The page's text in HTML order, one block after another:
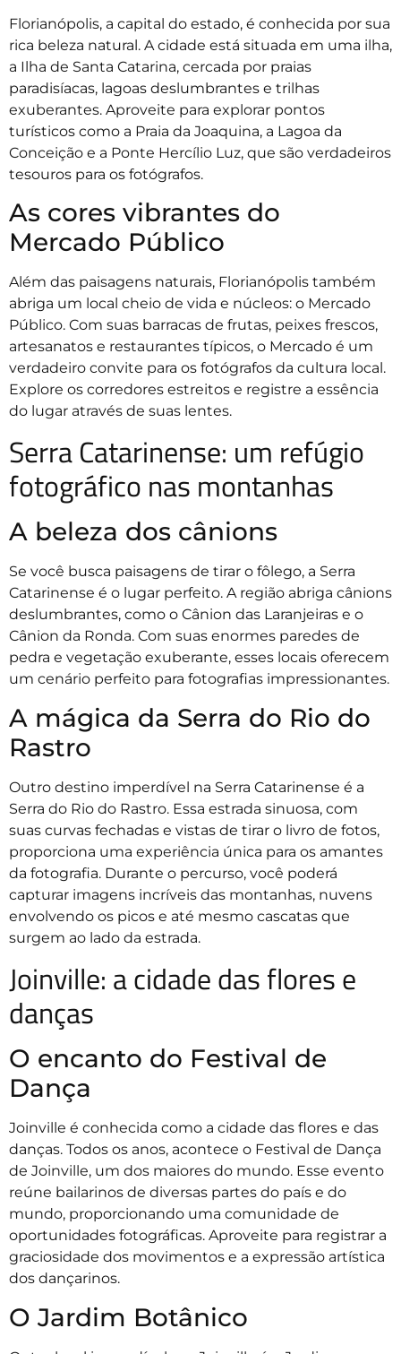
Florianópolis, a capital do estado, é conhecida por sua
rica beleza natural. A cidade está situada em uma ilha,
a Ilha de Santa Catarina, cercada por praias
paradisíacas, lagoas deslumbrantes e trilhas
exuberantes. Aproveite para explorar pontos
turísticos como a Praia da Joaquina, a Lagoa da
Conceição e a Ponte Hercílio Luz, que são verdadeiros
tesouros para os fotógrafos.
As cores vibrantes do
Mercado Público
Além das paisagens naturais, Florianópolis também
abriga um local cheio de vida e núcleos: o Mercado
Público. Com suas barracas de frutas, peixes frescos,
artesanatos e restaurantes típicos, o Mercado é um
verdadeiro convite para os fotógrafos da cultura local.
Explore os corredores estreitos e registre a essência
do lugar através de suas lentes.
Serra Catarinense: um refúgio
fotográfico nas montanhas
A beleza dos cânions
Se você busca paisagens de tirar o fôlego, a Serra
Catarinense é o lugar perfeito. A região abriga cânions
deslumbrantes, como o Cânion das Laranjeiras e o
Cânion da Ronda. Com suas enormes paredes de
pedra e vegetação exuberante, esses locais oferecem
um cenário perfeito para fotografias impressionantes.
A mágica da Serra do Rio do
Rastro
Outro destino imperdível na Serra Catarinense é a
Serra do Rio do Rastro. Essa estrada sinuosa, com
suas curvas fechadas e vistas de tirar o livro de fotos,
proporciona uma experiência única para os amantes
da fotografia. Durante o percurso, você poderá
capturar imagens incríveis das montanhas, nuvens
envolvendo os picos e até mesmo cascatas que
surgem ao lado da estrada.
Joinville: a cidade das flores e
danças
O encanto do Festival de
Dança
Joinville é conhecida como a cidade das flores e das
danças. Todos os anos, acontece o Festival de Dança
de Joinville, um dos maiores do mundo. Esse evento
reúne bailarinos de diversas partes do país e do
mundo, proporcionando uma comunidade de
oportunidades fotográficas. Aproveite para registrar a
graciosidade dos movimentos e a expressão artística
dos dançarinos.
O Jardim Botânico